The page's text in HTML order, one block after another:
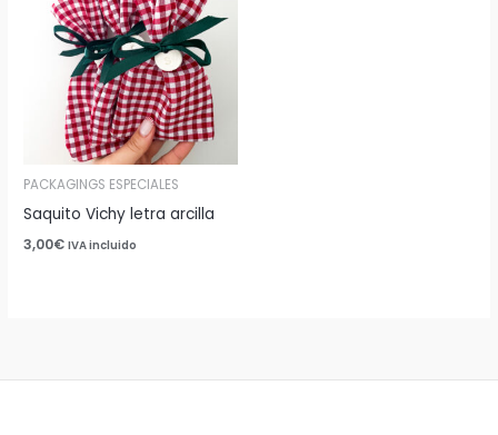
PACKAGINGS ESPECIALES
Saquito Vichy letra arcilla
3,00€ IVA incluido